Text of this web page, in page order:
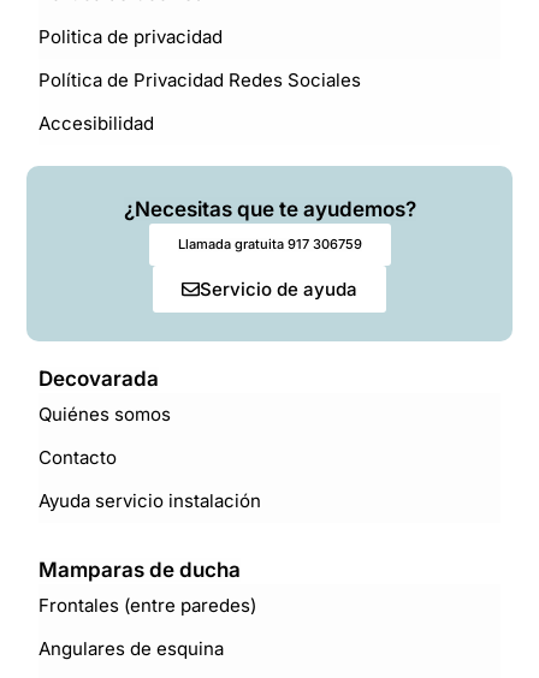
Politica de privacidad
Política de Privacidad Redes Sociales
Accesibilidad
¿Necesitas que te ayudemos?
Llamada gratuita 917 306759
Servicio de ayuda
Decovarada
Quiénes somos
Contacto
Ayuda servicio instalación
Mamparas de ducha
Frontales (entre paredes)
Angulares de esquina